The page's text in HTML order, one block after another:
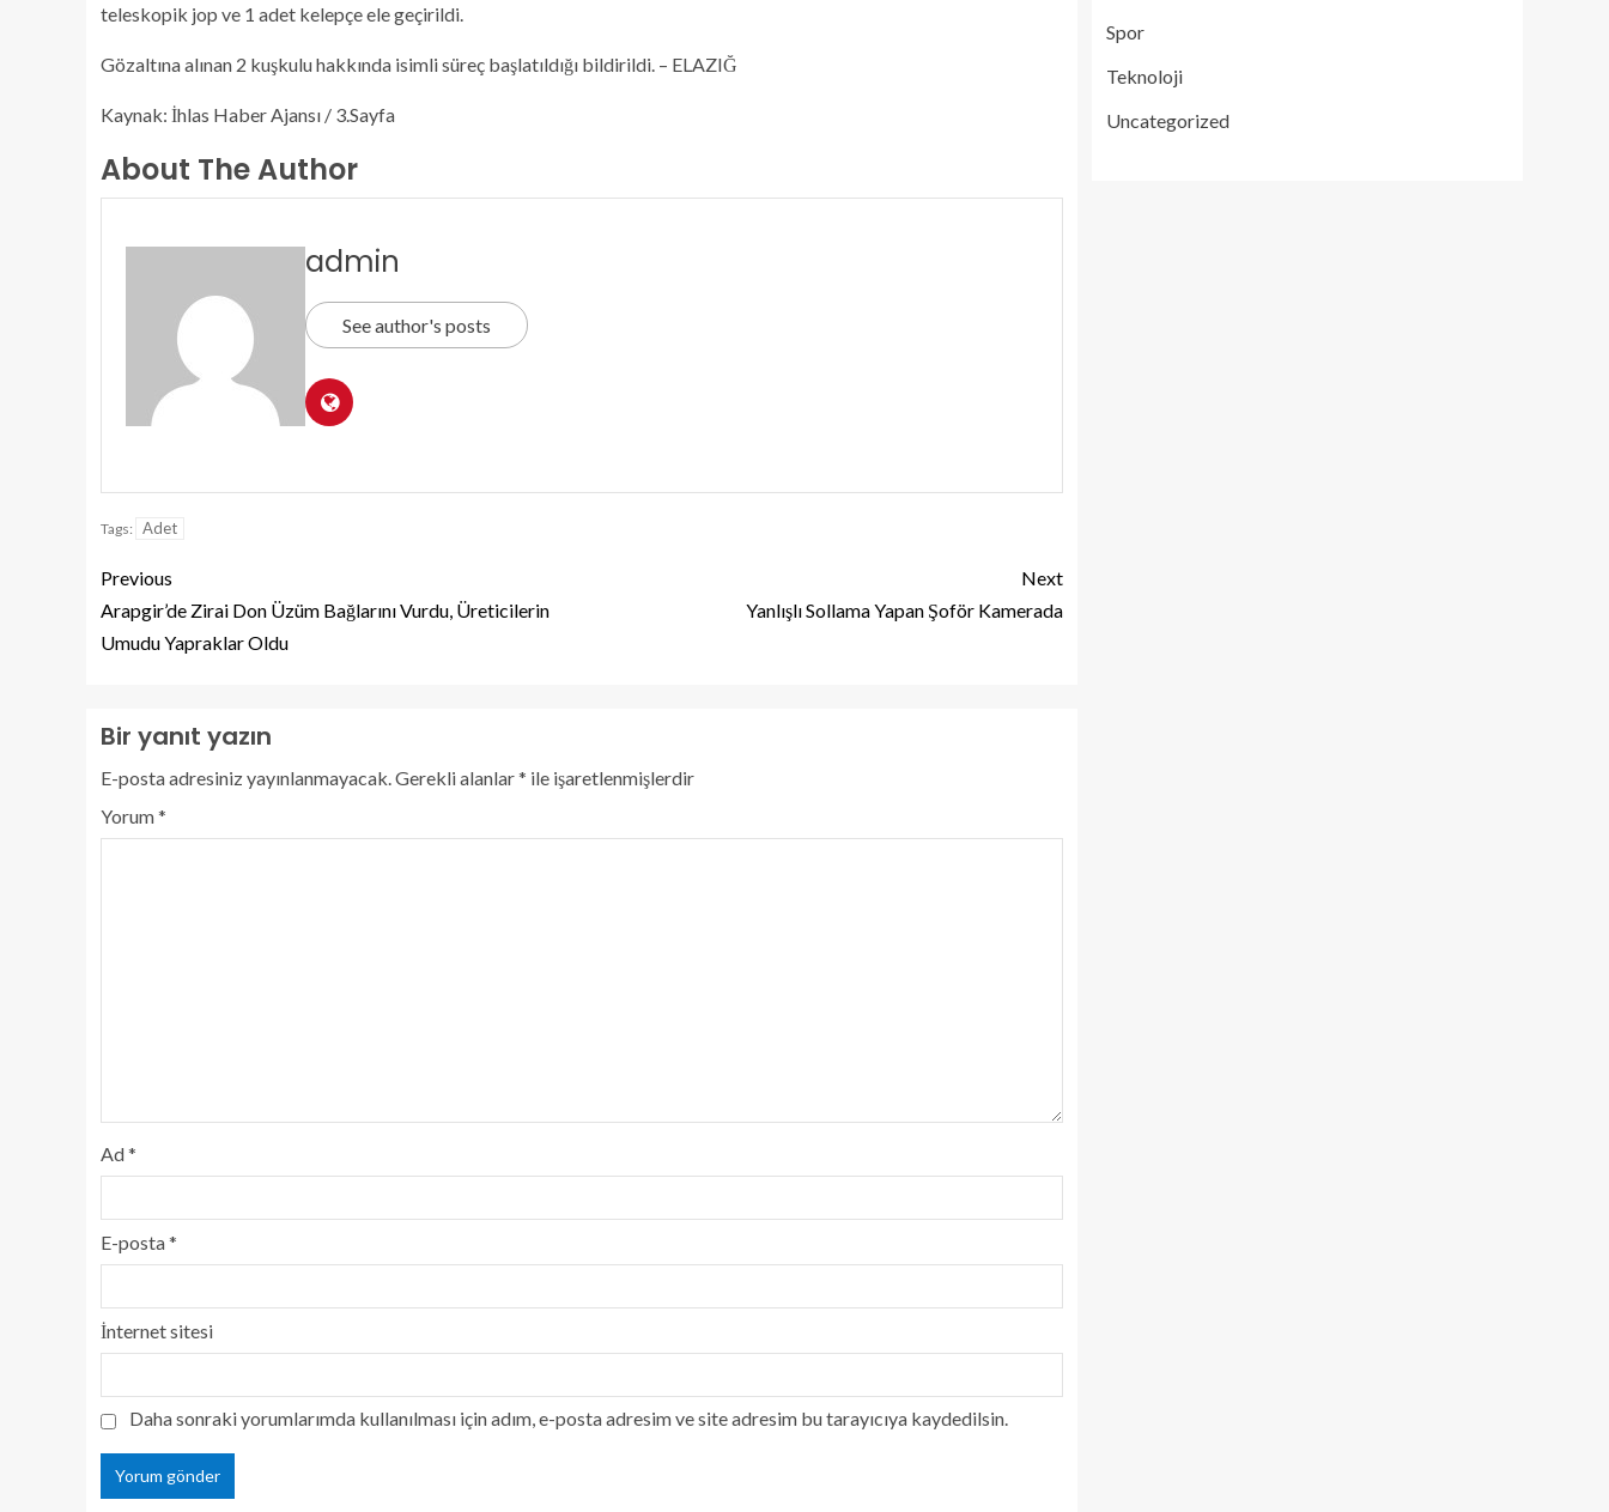
teleskopik jop ve 1 adet kelepçe ele geçirildi.
Gözaltına alınan 2 kuşkulu hakkında isimli süreç başlatıldığı bildirildi. – ELAZIĞ
Kaynak: İhlas Haber Ajansı / 3.Sayfa
About The Author
admin
See author's posts
Tags: Adet
Previous
Arapgir’de Zirai Don Üzüm Bağlarını Vurdu, Üreticilerin
Umudu Yapraklar Oldu
Next
Yanlışlı Sollama Yapan Şoför Kamerada
Bir yanıt yazın
E-posta adresiniz yayınlanmayacak.Gerekli alanlar* ile işaretlenmişlerdir
Yorum*
Ad*
E-posta*
İnternet sitesi
Daha sonraki yorumlarımda kullanılması için adım, e-posta adresim ve site adresim bu tarayıcıya kaydedilsin.
Spor
Teknoloji
Uncategorized